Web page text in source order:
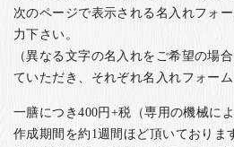
次のページで表示される名入れフォ
力下さい。
（異なる文字の名入れをご希望の場
ていただき、それぞれ名入れフォーム
一膳につき400円+税（専用の機械に
作成期間を約1週間ほど頂いておりま